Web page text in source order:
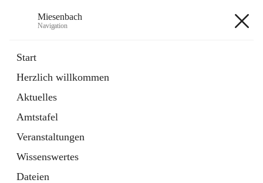
Miesenbach
Navigation
Start
Herzlich willkommen
Aktuelles
Amtstafel
Veranstaltungen
Wissenswertes
Dateien
Externe Webseite
in
Tab
Region Schneebergland
Externe Webseite
öffnet
in
neuem
Tab